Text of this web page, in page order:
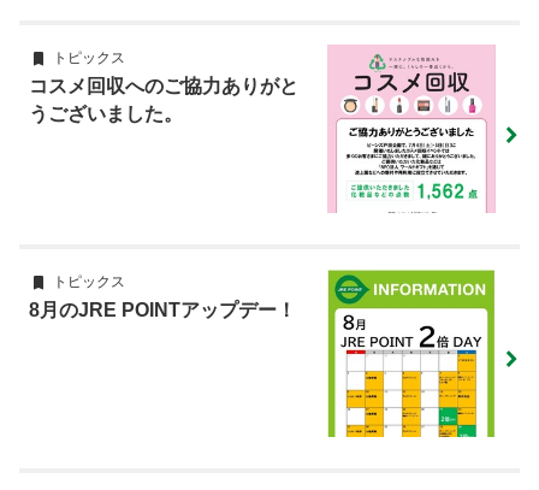
トピックス
コスメ回収へのご協力ありがと
うございました。
トピックス
8月のJRE POINTアップデー！